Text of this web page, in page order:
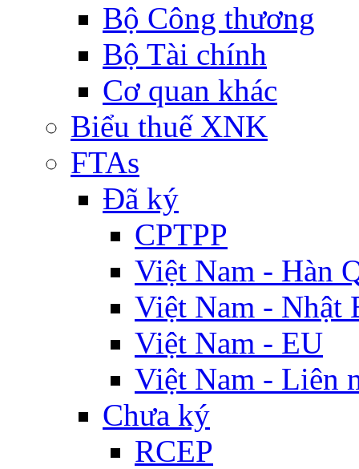
Bộ Công thương
Bộ Tài chính
Cơ quan khác
Biểu thuế XNK
FTAs
Đã ký
CPTPP
Việt Nam - Hàn
Việt Nam - Nhật
Việt Nam - EU
Việt Nam - Liên
Chưa ký
RCEP